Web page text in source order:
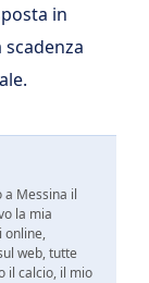
in
a Messina il
la mia
online,
web, tutte
il calcio, il mio